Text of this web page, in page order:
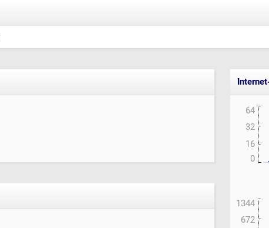
64
32
16
0
1344
672